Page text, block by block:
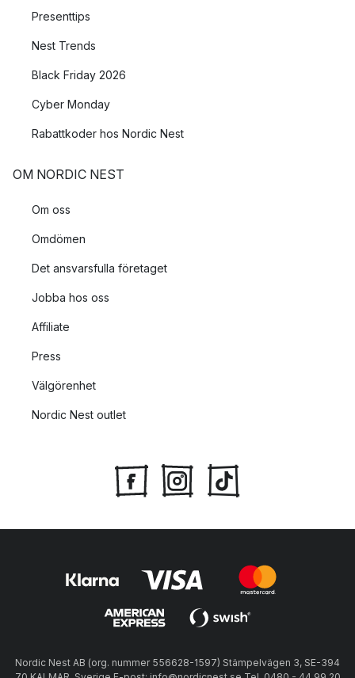
Presenttips
Nest Trends
Black Friday 2026
Cyber Monday
Rabattkoder hos Nordic Nest
OM NORDIC NEST
Om oss
Omdömen
Det ansvarsfulla företaget
Jobba hos oss
Affiliate
Press
Välgörenhet
Nordic Nest outlet
Nordic Nest AB (org. nummer 556628-1597) Stämpelvägen 3, SE-394